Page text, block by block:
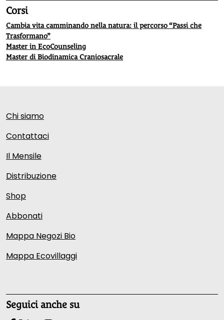
Corsi
Cambia vita camminando nella natura: il percorso “Passi che
Trasformano”
Master in EcoCounseling
Master di Biodinamica Craniosacrale
Chi siamo
Contattaci
Il Mensile
Distribuzione
Shop
Abbonati
Mappa Negozi Bio
Mappa Ecovillaggi
Seguici anche su